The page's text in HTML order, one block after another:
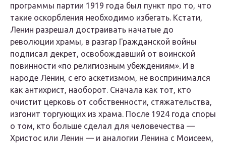
программы партии 1919 года был пункт про то, что
такие оскорбления необходимо избегать. Кстати,
Ленин разрешал достраивать начатые до
революции храмы, в разгар Гражданской войны
подписал декрет, освобождавший от воинской
повинности «по религиозным убеждениям». И в
народе Ленин, с его аскетизмом, не воспринимался
как антихрист, наоборот. Сначала как тот, кто
очистит церковь от собственности, стяжательства,
изгонит торгующих из храма. После 1924 года споры
о том, кто больше сделал для человечества —
Христос или Ленин — и аналогии Ленина с Моисеем,